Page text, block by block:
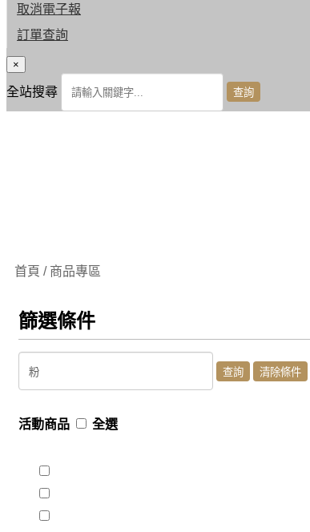
取消電子報
訂單查詢
×
全站搜尋
首頁 / 商品專區
篩選條件
活動商品 全選